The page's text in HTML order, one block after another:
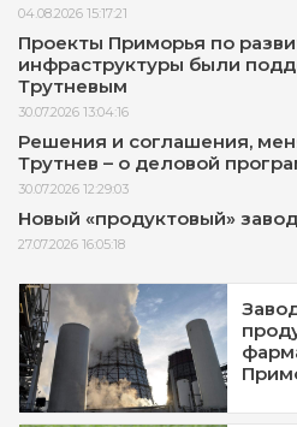
04.08.2026 15:17:21
Проекты Приморья по
инфраструктуры были
Трутневым
30.07.2026 13:04:16
Решения и соглашения,
Трутнев – о деловой
30.07.2026 12:29:03
Новый «продуктовый»
27.07.2026 16:05:18